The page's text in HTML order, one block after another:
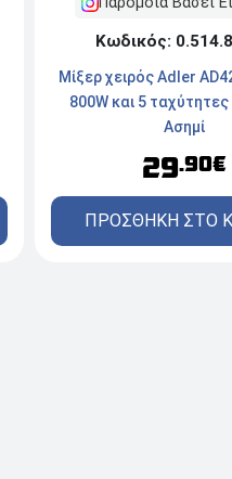
Κωδικός:
Μίξερ χειρός Adler
800W και 5
Ασημί
29.90€
ΠΡΟΣΘΗΚΗ ΣΤΟ